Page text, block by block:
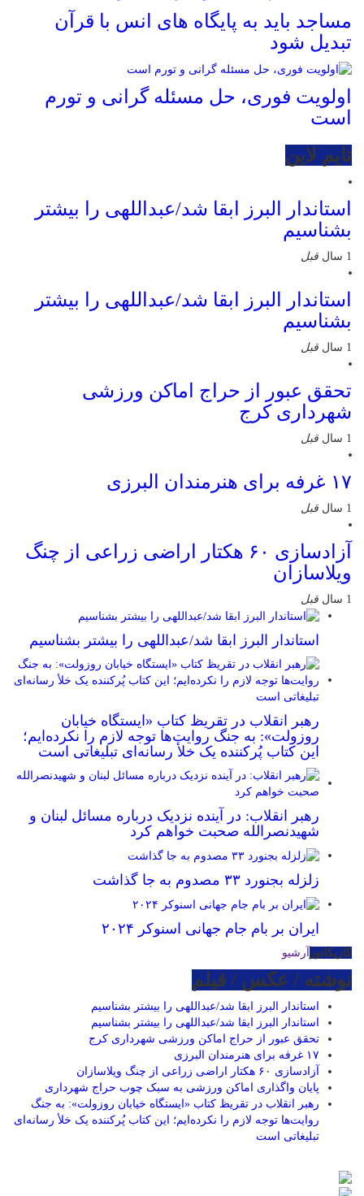
مساجد باید به پایگاه های انس با قرآن
تبدیل شود
اولویت فوری، حل مسئله گرانی و تورم
است
تایم لاین
استاندار البرز ابقا شد/عبداللهی را بیشتر
بشناسیم
1 سال قبل
استاندار البرز ابقا شد/عبداللهی را بیشتر
بشناسیم
1 سال قبل
تحقق عبور از حراج اماکن ورزشی
شهرداری کرج
1 سال قبل
۱۷ غرفه برای هنرمندان البرزی
1 سال قبل
آزادسازی ۶۰ هکتار اراضی زراعی از چنگ
ویلاسازان
1 سال قبل
استاندار البرز ابقا شد/عبداللهی را بیشتر بشناسیم
رهبر انقلاب در تقریظ کتاب «ایستگاه خیابان
روزولت»: به جنگ روایت‌ها توجه لازم را نکرده‌ایم؛
این کتاب پُرکننده‌ یک خلأ رسانه‌ای تبلیغاتی است
رهبر انقلاب: در آینده نزدیک درباره مسائل لبنان و
شهیدنصرالله صحبت خواهم کرد
زلزله بجنورد ۳۳ مصدوم به جا گذاشت
ایران بر بام جام جهانی اسنوکر ۲۰۲۴
کاریکاتور آرشیو
نوشته / عکس / فیلم
استاندار البرز ابقا شد/عبداللهی را بیشتر بشناسیم
استاندار البرز ابقا شد/عبداللهی را بیشتر بشناسیم
تحقق عبور از حراج اماکن ورزشی شهرداری کرج
۱۷ غرفه برای هنرمندان البرزی
آزادسازی ۶۰ هکتار اراضی زراعی از چنگ ویلاسازان
پایان واگذاری اماکن ورزشی به سبک چوب حراج شهرداری
رهبر انقلاب در تقریظ کتاب «ایستگاه خیابان روزولت»: به جنگ
روایت‌ها توجه لازم را نکرده‌ایم؛ این کتاب پُرکننده‌ یک خلأ رسانه‌ای
تبلیغاتی است